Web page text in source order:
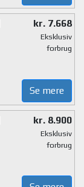
kr. 7.668
Eksklusiv
forbrug
Se mere
kr. 8.900
Eksklusiv
forbrug